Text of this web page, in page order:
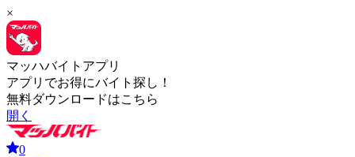
×
マッハバイトアプリ
アプリでお得にバイト探し！
無料ダウンロードはこちら
開く
0